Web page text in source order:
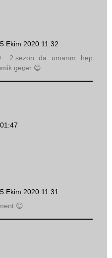
Ekim 2020 11:32
2.sezon da umarım hep
geçer 😄
Ekim 2020 11:31
😊